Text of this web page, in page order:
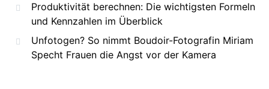
Produktivität berechnen: Die wichtigsten Formeln
und Kennzahlen im Überblick
Unfotogen? So nimmt Boudoir-Fotografin Miriam
Specht Frauen die Angst vor der Kamera